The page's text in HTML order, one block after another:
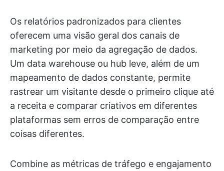
Os relatórios padronizados para clientes
oferecem uma visão geral dos canais de
marketing por meio da agregação de dados.
Um data warehouse ou hub leve, além de um
mapeamento de dados constante, permite
rastrear um visitante desde o primeiro clique até
a receita e comparar criativos em diferentes
plataformas sem erros de comparação entre
coisas diferentes.
Combine as métricas de tráfego e engajamento